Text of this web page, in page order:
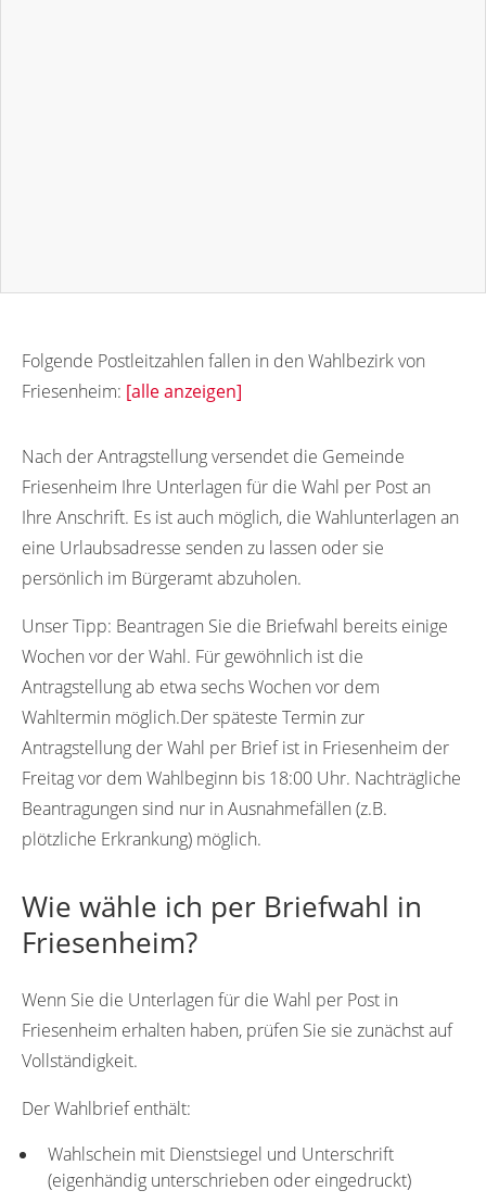
Folgende Postleitzahlen fallen in den Wahlbezirk von
Friesenheim: [alle anzeigen]
Nach der Antragstellung versendet die Gemeinde
Friesenheim Ihre Unterlagen für die Wahl per Post an
Ihre Anschrift. Es ist auch möglich, die Wahlunterlagen an
eine Urlaubsadresse senden zu lassen oder sie
persönlich im Bürgeramt abzuholen.
Unser Tipp: Beantragen Sie die Briefwahl bereits einige
Wochen vor der Wahl. Für gewöhnlich ist die
Antragstellung ab etwa sechs Wochen vor dem
Wahltermin möglich.Der späteste Termin zur
Antragstellung der Wahl per Brief ist in Friesenheim der
Freitag vor dem Wahlbeginn bis 18:00 Uhr. Nachträgliche
Beantragungen sind nur in Ausnahmefällen (z.B.
plötzliche Erkrankung) möglich.
Wie wähle ich per Briefwahl in
Friesenheim?
Wenn Sie die Unterlagen für die Wahl per Post in
Friesenheim erhalten haben, prüfen Sie sie zunächst auf
Vollständigkeit.
Der Wahlbrief enthält:
Wahlschein mit Dienstsiegel und Unterschrift
(eigenhändig unterschrieben oder eingedruckt)